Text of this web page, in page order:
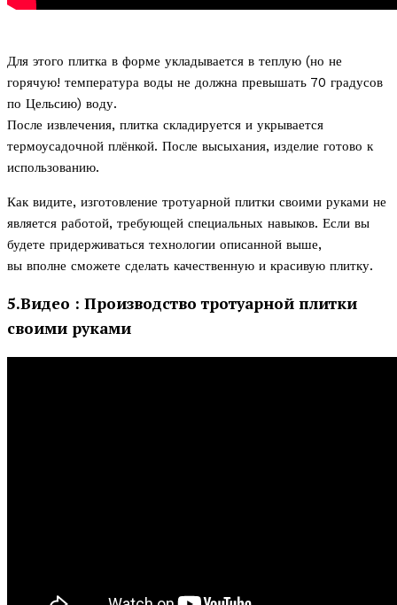
Для этого плитка в форме укладывается в теплую (но не
горячую! температура воды не должна превышать 70 градусов
по Цельсию) воду.
После извлечения, плитка складируется и укрывается
термоусадочной плёнкой. После высыхания, изделие готово к
использованию.
Как видите, изготовление тротуарной плитки своими руками не
является работой, требующей специальных навыков. Если вы
будете придерживаться технологии описанной выше,
вы вполне сможете сделать качественную и красивую плитку.
5.Видео : Производство тротуарной плитки
своими руками